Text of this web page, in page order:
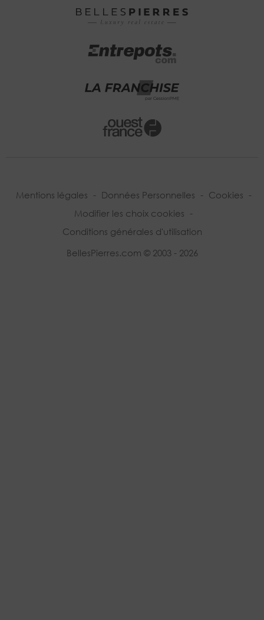
Mentions légales - Données Personnelles - Cookies -
Modifier les choix cookies -
Conditions générales d'utilisation
BellesPierres.com © 2003 - 2026